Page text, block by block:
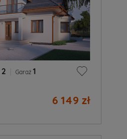
2 Garaż 1
6 149 zł